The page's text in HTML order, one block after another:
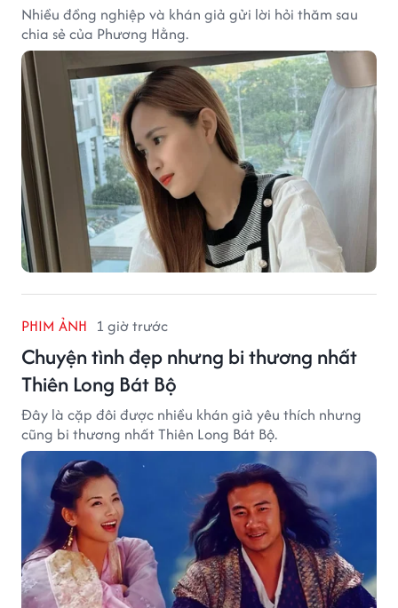
Nhiều đồng nghiệp và khán giả gửi lời hỏi thăm sau
chia sẻ của Phương Hằng.
PHIM ẢNH 1 giờ trước
Chuyện tình đẹp nhưng bi thương nhất
Thiên Long Bát Bộ
Đây là cặp đôi được nhiều khán giả yêu thích nhưng
cũng bi thương nhất Thiên Long Bát Bộ.